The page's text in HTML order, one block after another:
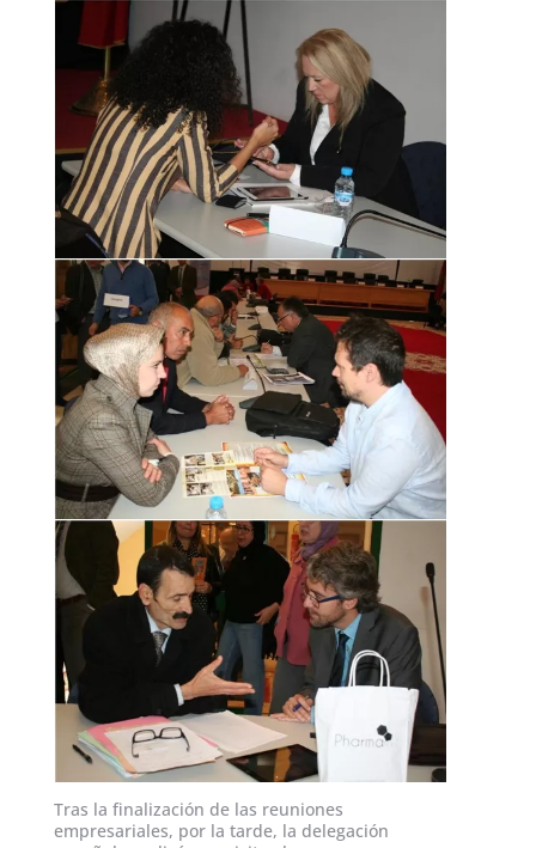
Tras la finalización de las reuniones
empresariales, por la tarde, la delegación